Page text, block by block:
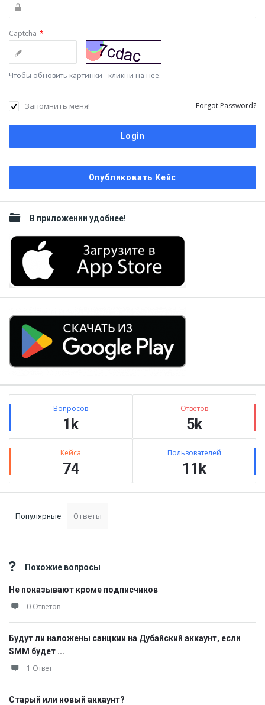
Captcha *
Чтобы обновить картинки - кликни на неё.
Запомнить меня! Forgot Password?
Sidebar
Опубликовать Кейс
В приложении удобнее!
Stats Вопросов
1k
Ответов
5k
Кейса
74
Пользователей
11k
Популярные Ответы
Похожие вопросы
Не показывают кроме подписчиков
0 Ответов
Будут ли наложены санцкии на Дубайский аккаунт, если
SMM будет ...
1 Ответ
Старый или новый аккаунт?